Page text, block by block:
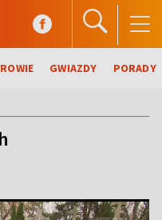
GWIAZDY PORADY